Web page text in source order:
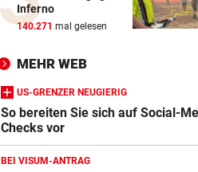
AUFREGUNG IM NETZ vor
Anwalt auf den Plan
TROTZ ENTSCHULDIGUNG vor 3
Sager wirkt nach: Mütter-
Aufstand gegen Kanzler
Inferno
140.271 mal gelesen
MEHR WEB
US-GRENZER NEUGIERIG
So bereiten Sie sich auf Social-
Checks vor
BEI VISUM-ANTRAG